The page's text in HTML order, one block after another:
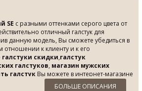
SE с разными оттенками серого цвета от
отличный галстук для
данную модель, Вы сможете убедиться в
к клиенту и к его
скидки,галстук
галстуков, магазин мужских
галстук Вы можете в интернет-магазине
Fashion Wear в г. Киев. по Суперцене!
БОЛЬШЕ ОПИСАНИЯ